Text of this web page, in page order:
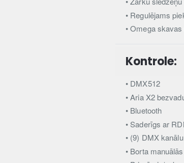
• Regulējams
• Omega
Kontrole:
• DMX512
• Aria X2
• Bluetooth
• Saderīgs ar
• (9) DMX
• Borta